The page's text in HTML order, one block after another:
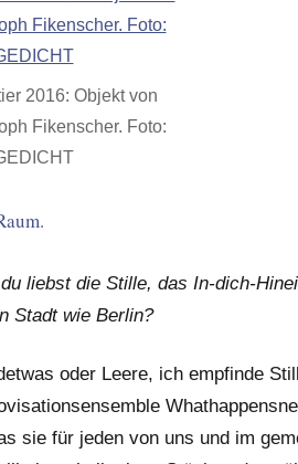
2016: Objekt von
Fikenscher. Foto:
liebst die Stille, das In-dich-
Stadt wie Berlin?
oder Leere, ich empfinde
sie für jeden von uns und im